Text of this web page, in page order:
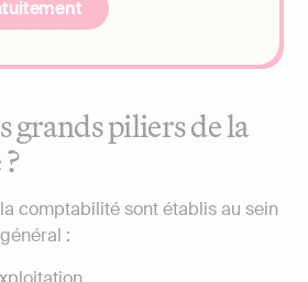
grands piliers de la
comptabilité sont établis au sein
: